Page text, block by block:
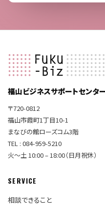
福山ビジネスサポートセン
〒720-0812
福山市霞町1丁目10-1
まなびの館ローズコム3階
TEL : 084-959-5210
火〜土 10:00 – 18:00（日月祝休）
SERVICE
相談できること